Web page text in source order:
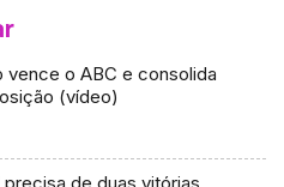
vence o ABC e consolida
(vídeo)
precisa de duas vitórias